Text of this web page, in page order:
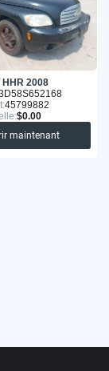
HHR 2008
45799882
$0.00
maintenant